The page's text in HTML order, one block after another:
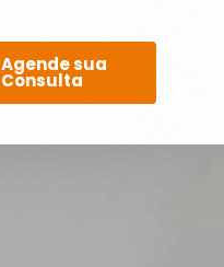
Agende sua
Consulta